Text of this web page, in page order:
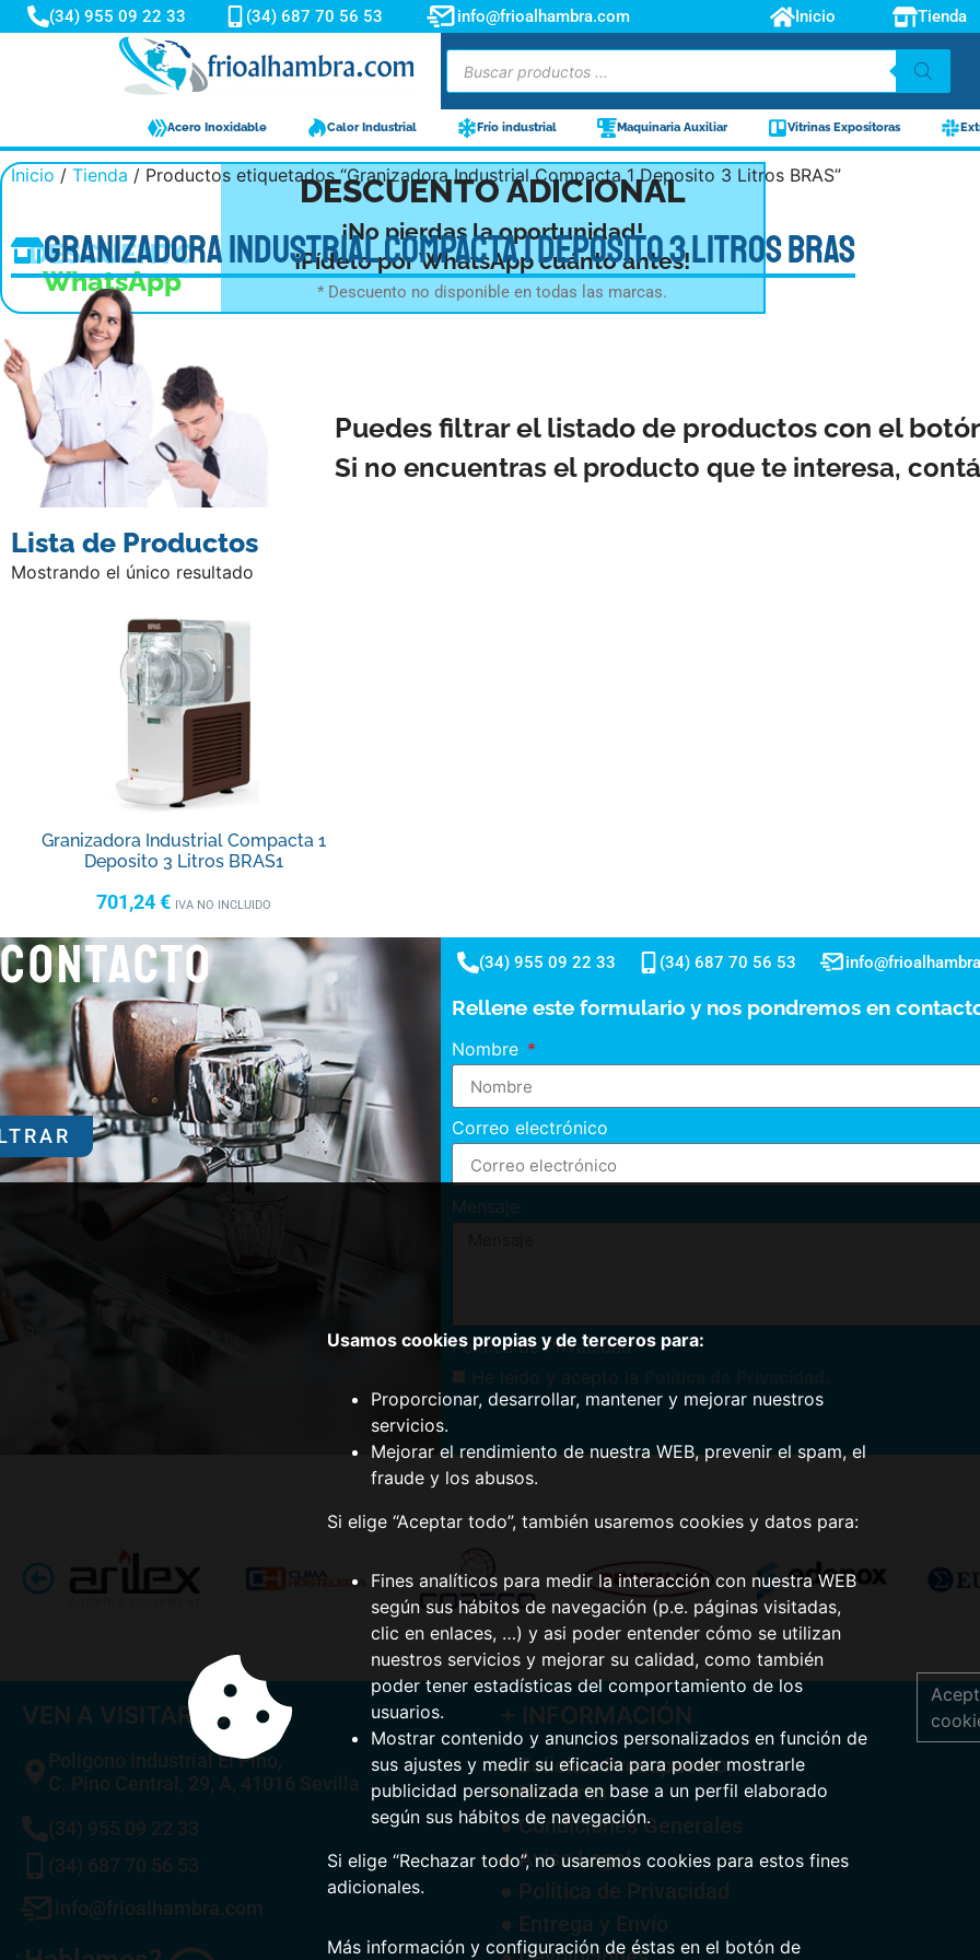
(34) 955 09 22 33 (34) 687 70 56 53 info@frioalhambra.com Inicio Tienda
Acero Inoxidable Calor Industrial Frío industrial Maquinaria Auxiliar Vitrinas Expositoras
-10%
DESCUENTO
WhatsApp
DESCUENTO ADICIONAL
¡No pierdas la oportunidad!
¡Pídelo por WhatsApp cuánto antes!
* Descuento no disponible en todas las marcas.
Inicio / Tienda / Productos etiquetados “Granizadora Industrial Compacta 1 Deposito 3 Litros BRAS”
Granizadora Industrial Compacta 1 Deposito 3 Litros BRAS
Puedes filtrar el listado de productos con el
Si no encuentras el producto que te interesa,
Lista de Productos
Mostrando el único resultado
Granizadora Industrial Compacta 1
Deposito 3 Litros BRAS1
701,24€ IVA NO INCLUIDO
CONTACTO (34) 955 09 22 33 (34) 687 70 56 53
Rellene este formulario y nos pondremos en
Nombre
Correo electrónico
Mensaje
Política de Privacidad
He leído y acepto la
VEN A VISITARNOS
Poligono Industrial El Pino,
C. Pino Central, 29, A, 41016 Sevilla
(34) 955 09 22 33
(34) 687 70 56 53
info@frioalhambra.com
+ INFORMACIÓN
● Solicitar Presupuesto
● Nosotros
● Condiciones Generales
● Aviso Legal
● Política de Privacidad
● Entrega y Envío
Usamos cookies propias y de terceros para:
Proporcionar, desarrollar, mantener y mejorar nuestros
servicios.
Mejorar el rendimiento de nuestra WEB, prevenir el spam, el
fraude y los abusos.
Si elige “Aceptar todo”, también usaremos cookies y datos para:
Fines analíticos para medir la interacción con nuestra WEB
según sus hábitos de navegación (p.e. páginas visitadas,
clic en enlaces, …) y asi poder entender cómo se utilizan
nuestros servicios y mejorar su calidad, como también
poder tener estadísticas del comportamiento de los
usuarios.
Mostrar contenido y anuncios personalizados en función de
sus ajustes y medir su eficacia para poder mostrarle
publicidad personalizada en base a un perfil elaborado
según sus hábitos de navegación.
Si elige “Rechazar todo”, no usaremos cookies para estos fines
adicionales.
Más información y configuración de éstas en el botón de